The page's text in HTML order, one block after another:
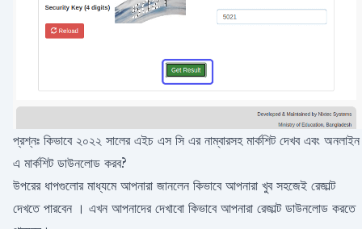
প্রশ্নঃ কিভাবে ২০২২ সালের এইচ এস সি এর নাম্বারসহ মার্কশিট দেখব এবং অনলাইন
এ মার্কশিট ডাউনলোড করব?
উপরের ধাপগুলোর মাধ্যমে আপনারা জানলেন কিভাবে আপনারা খুব সহজেই রেজাল্ট
দেখতে পারবেন । এখন আপনাদের দেখাবো কিভাবে আপনারা রেজাল্ট ডাউনলোড করতে